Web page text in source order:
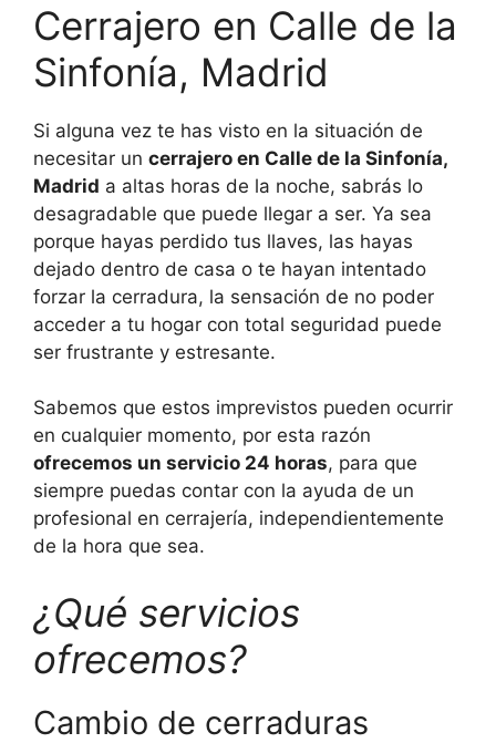
Cerrajero en Calle de la
Sinfonía, Madrid
Si alguna vez te has visto en la situación de
necesitar un cerrajero en Calle de la Sinfonía,
Madrid a altas horas de la noche, sabrás lo
desagradable que puede llegar a ser. Ya sea
porque hayas perdido tus llaves, las hayas
dejado dentro de casa o te hayan intentado
forzar la cerradura, la sensación de no poder
acceder a tu hogar con total seguridad puede
ser frustrante y estresante.
Sabemos que estos imprevistos pueden ocurrir
en cualquier momento, por esta razón
ofrecemos un servicio 24 horas, para que
siempre puedas contar con la ayuda de un
profesional en cerrajería, independientemente
de la hora que sea.
¿Qué servicios
ofrecemos?
Cambio de cerraduras